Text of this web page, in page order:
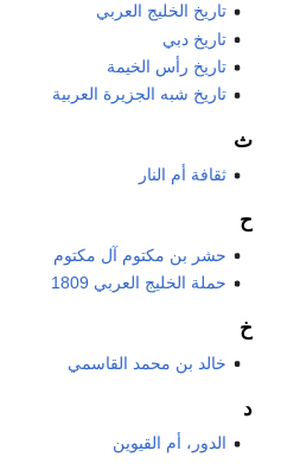
تاريخ الخليج العربي
تاريخ دبي
تاريخ رأس الخيمة
تاريخ شبه الجزيرة العربية
ث
ثقافة أم النار
ح
حشر بن مكتوم آل مكتوم
حملة الخليج العربي 1809
خ
خالد بن محمد القاسمي
د
الدور، أم القيوين